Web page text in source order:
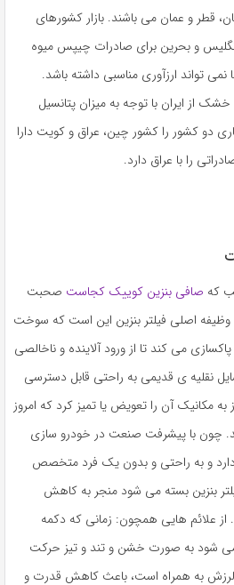
قطر و عمان می باشند. بازار کشورهای
انگلیس و بحرین برای صادرات چیپس میوه
تواند ارزآوری مناسبی داشته باشد.
از ایران با توجه به میزان پتانسیل
دو کشور را کشور چین، عراق و کویت دارا
را با عراق دارد.
که صافی بنزین کوییک کجاست صحبت
وظیفه اصلی فیلتر بنزین این است که سوخت
می کند تا از ورود آلاینده و ناخالصی
نقلیه ی قدیمی به راحتی قابل دسترسی
مکانیک آن را تعویض یا تمیز کرد که امروز
چون با پیشرفت صنعت در خودرو سازی
دارد و به راحتی و بدون یک فرد متخصص
بنزین بسته می شود منجر به کاهش
از علائم هایی همچون: زمانی که دکمه
می شود به صورت خشن و تند و تیز حرکت
به همراه است، باعث کاهش قدرت و